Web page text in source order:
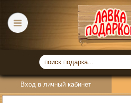
Вход в личный кабинет